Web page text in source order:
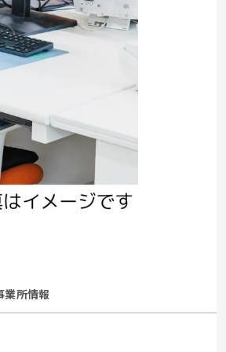
業所情報